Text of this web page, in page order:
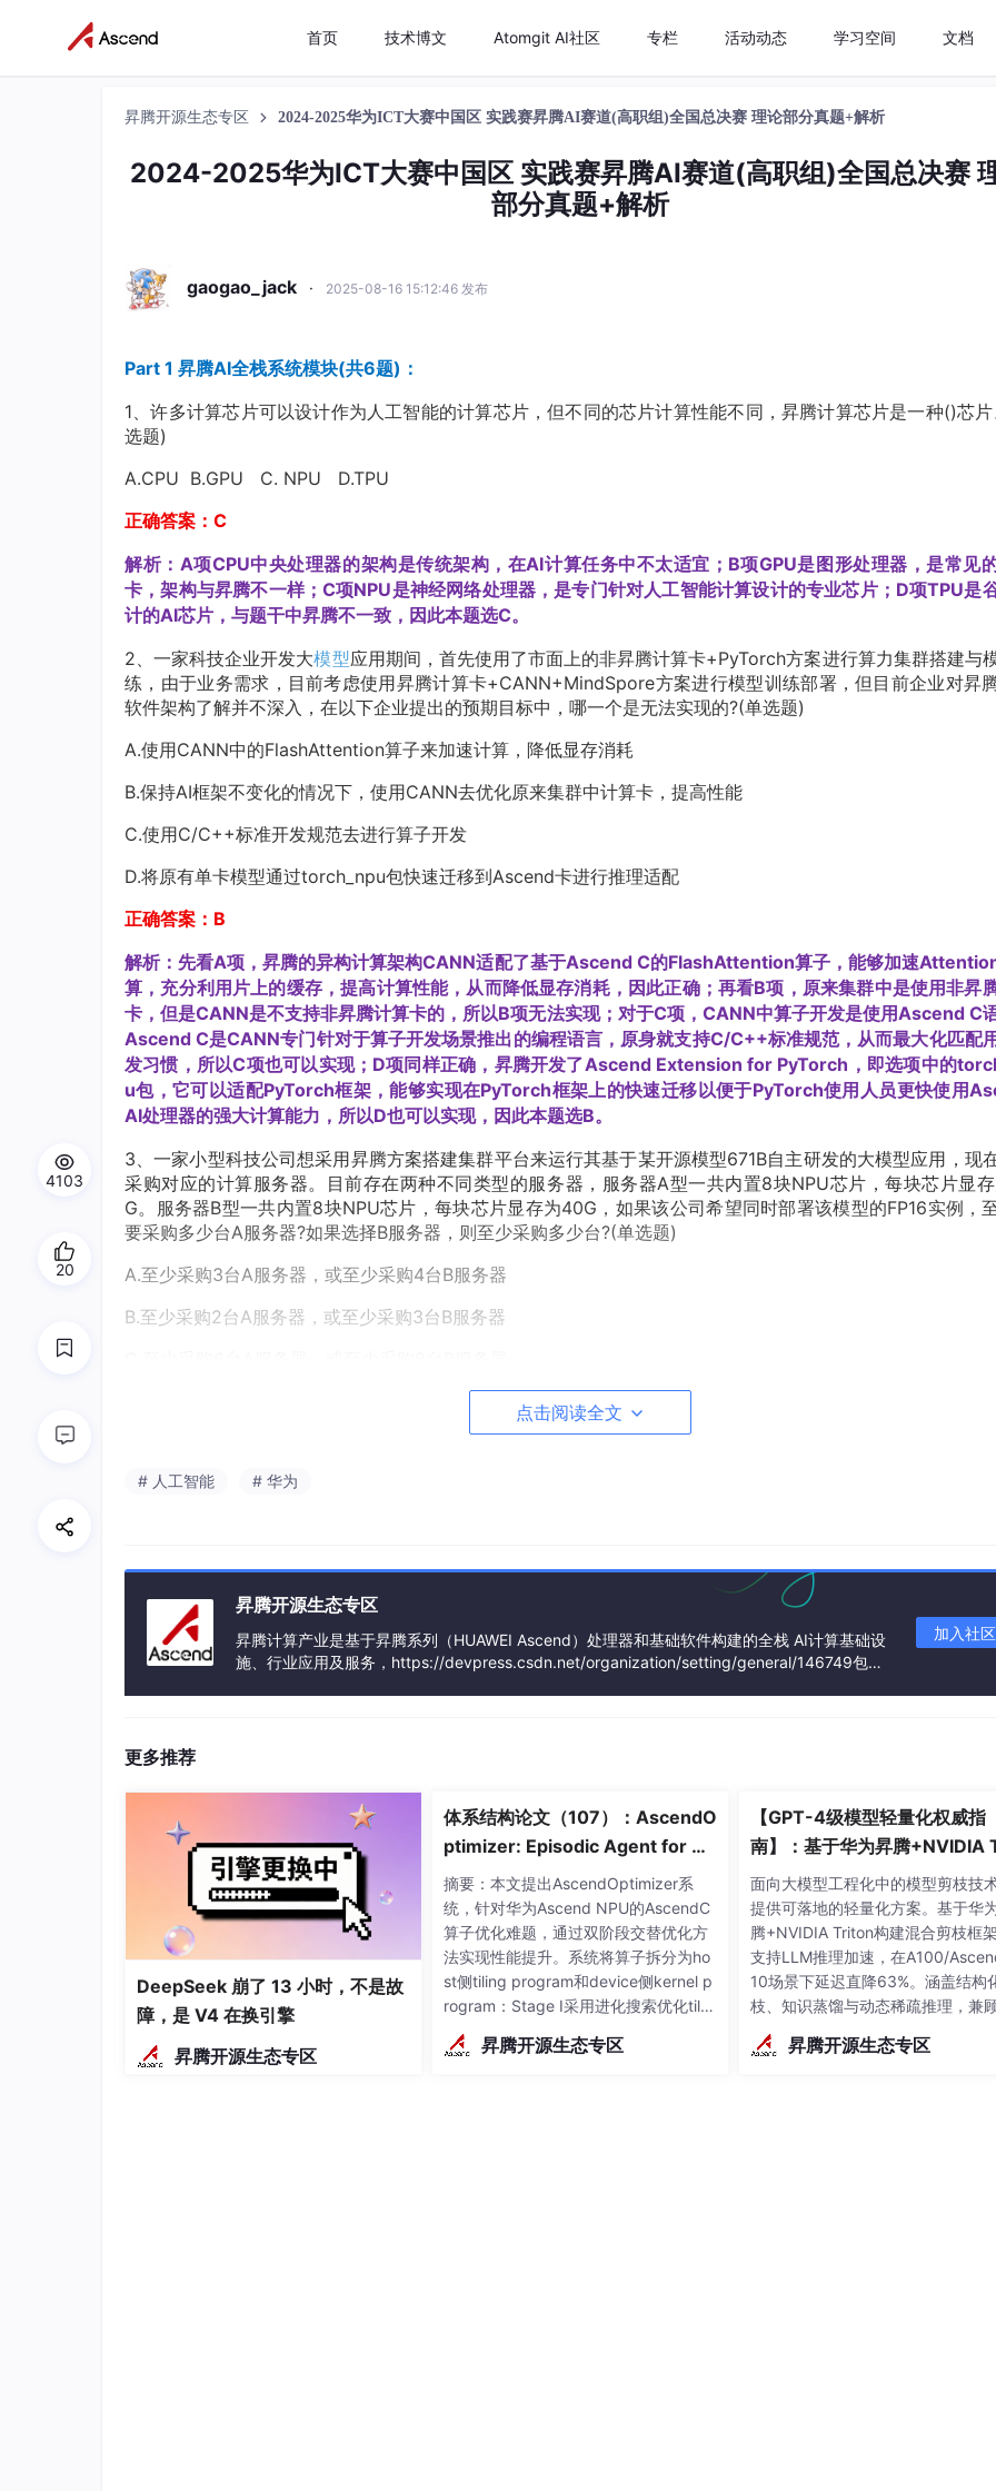
首页 技术博文 Atomgit AI社区 专栏 活动动态 学习空间 文档
昇腾开源生态专区 2024-2025华为ICT大赛中国区 实践赛昇腾AI赛道(高职组)全国总决赛 理论部分真题+解析
2024-2025华为ICT大赛中国区 实践赛昇腾AI赛道(高职组)全国总决赛
部分真题+解析
gaogao_jack · 2025-08-16 15:12:46 发布
Part 1 昇腾AI全栈系统模块(共6题)：
1、许多计算芯片可以设计作为人工智能的计算芯片，但不同的芯片计算性能不同，昇腾计算芯片是一种()芯
选题)
A.CPU B.GPU C. NPU D.TPU
正确答案：C
解析：A项CPU中央处理器的架构是传统架构，在AI计算任务中不太适宜；B项GPU是图形处理器，是常见
卡，架构与昇腾不一样；C项NPU是神经网络处理器，是专门针对人工智能计算设计的专业芯片；D项TPU是
计的AI芯片，与题干中昇腾不一致，因此本题选C。
2、一家科技企业开发大模型应用期间，首先使用了市面上的非昇腾计算卡+PyTorch方案进行算力集群搭建与
练，由于业务需求，目前考虑使用昇腾计算卡+CANN+MindSpore方案进行模型训练部署，但目前企业对昇
软件架构了解并不深入，在以下企业提出的预期目标中，哪一个是无法实现的?(单选题)
A.使用CANN中的FlashAttention算子来加速计算，降低显存消耗
B.保持AI框架不变化的情况下，使用CANN去优化原来集群中计算卡，提高性能
C.使用C/C++标准开发规范去进行算子开发
D.将原有单卡模型通过torch_npu包快速迁移到Ascend卡进行推理适配
正确答案：B
解析：先看A项，昇腾的异构计算架构CANN适配了基于Ascend C的FlashAttention算子，能够加速
算，充分利用片上的缓存，提高计算性能，从而降低显存消耗，因此正确；再看B项，原来集群中是使用非昇
卡，但是CANN是不支持非昇腾计算卡的，所以B项无法实现；对于C项，CANN中算子开发是使用Ascend C
Ascend C是CANN专门针对于算子开发场景推出的编程语言，原身就支持C/C++标准规范，从而最大化匹配
发习惯，所以C项也可以实现；D项同样正确，昇腾开发了Ascend Extension for PyTorch，即选项中的
u包，它可以适配PyTorch框架，能够实现在PyTorch框架上的快速迁移以便于PyTorch使用人员更快使用
AI处理器的强大计算能力，所以D也可以实现，因此本题选B。
3、一家小型科技公司想采用昇腾方案搭建集群平台来运行其基于某开源模型671B自主研发的大模型应用，现
采购对应的计算服务器。目前存在两种不同类型的服务器，服务器A型一共内置8块NPU芯片，每块芯片显
G。服务器B型一共内置8块NPU芯片，每块芯片显存为40G，如果该公司希望同时部署该模型的FP16实例，
要采购多少台A服务器?如果选择B服务器，则至少采购多少台?(单选题)
A.至少采购3台A服务器，或至少采购4台B服务器
B.至少采购2台A服务器，或至少采购3台B服务器
解析：本题考察模型占用显存的计算。在推理部署阶段，占用最大的是模型权重的占用，对于671B的模型，如
64G=512G，每台服务器B的显存是8*40G=320G，所以可以得出至少需要3台A服务器，5台B服务器，
4、迁移到昇腾服务器上的大模型在预训练过程中出现loss持续上升的情况，出现该问题后需要排查以下哪些
(多选题)
A.训练数据是否存在个别异常
D.学习率设置是否合理
正确答案：BCD
解析：先看A，当训练数据存在个别异常时，可能出现暂时性loss异常，但不会出现持续性loss上升，因为个别
对于整个预训练过程的影响是较小的；B项当混合精度配置不合适时会出现计算溢出或不足的情况，尤其是如果
结点启用FP16，容易导致参数更新不稳定，导致loss持续上升，因此B正确；C项是因为使用FP16/FP8可能会
降低优化器的计算精确，优化器计算不够精确时会导致网络梯度计算不稳定，从而导致loss上升，因此正确；D
习率会直接影响大模型在训练过程中学习步进，当学习率过高时，可能会出现loss上升，甚至是跑飞现象，因此
确，本题选BCD。
点击阅读全文
# 人工智能 # 华为
昇腾开源生态专区
昇腾计算产业是基于昇腾系列（HUAWEI Ascend）处理器和基础软件构建的全栈 AI计算基础设
施、行业应用及服务，https://devpress.csdn.net/organization/setting/general/146749包括
加入社区
更多推荐
DeepSeek 崩了 13 小时，不是故
障，是 V4 在换引擎
昇腾开源生态专区
体系结构论文（107）：AscendO
ptimizer: Episodic Agent for As
cend NPU Operator Optimizati
on
摘要：本文提出AscendOptimizer系
统，针对华为Ascend NPU的AscendC
算子优化难题，通过双阶段交替优化方
法实现性能提升。系统将算子拆分为ho
st侧tiling program和device侧kernel p
rogram：Stage I采用进化搜索优化tilin
g策略，利用硬件反馈探索可行解空
间；Stage II通过"优化回退"机制从优质
昇腾开源生态专区
【GPT-4级模型轻量化权威指
南】：基于华为昇腾+NVIDIA
on的混合剪枝框架，推理延迟
63%
面向大模型工程化中的模型剪枝技
提供可落地的轻量化方案。基于华
腾+NVIDIA Triton构建混合剪枝框架
支持LLM推理加速，在A100/
10场景下延迟直降63%。涵盖结构
枝、知识蒸馏与动态稀疏推理，兼
度与吞吐。值得收藏
昇腾开源生态专区
4103
20